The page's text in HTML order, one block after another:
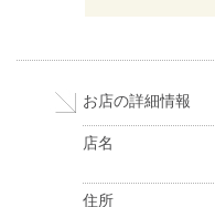
お店の詳細情報
店名
住所